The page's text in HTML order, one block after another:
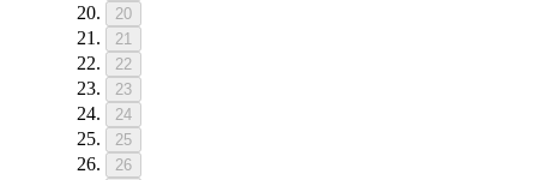
20
21
22
23
24
25
26